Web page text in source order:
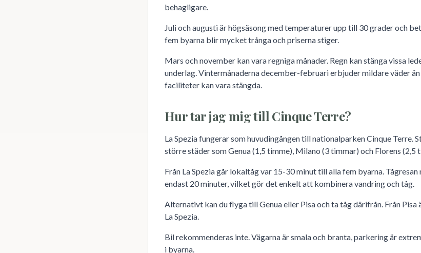
behagligare.
Juli och augusti är högsäsong med temperaturer upp till 30 grader och
fem byarna blir mycket trånga och priserna stiger.
Mars och november kan vara regniga månader. Regn kan stänga vissa
underlag. Vintermånaderna december-februari erbjuder mildare väder
faciliteter kan vara stängda.
Hur tar jag mig till Cinque Terre?
La Spezia fungerar som huvudingången till nationalparken Cinque Terre.
större städer som Genua (1,5 timme), Milano (3 timmar) och Florens (2,5
Från La Spezia går lokaltåg var 15-30 minut till alla fem byarna.
endast 20 minuter, vilket gör det enkelt att kombinera vandring och tåg.
Alternativt kan du flyga till Genua eller Pisa och ta tåg därifrån. Från
La Spezia.
Bil rekommenderas inte. Vägarna är smala och branta, parkering är
i byarna.